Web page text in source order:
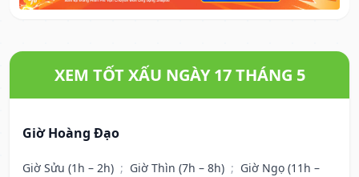
XEM TỐT XẤU NGÀY 17 THÁNG 5
Giờ Hoàng Đạo
Giờ Sửu (1h – 2h) ; Giờ Thìn (7h – 8h) ; Giờ Ngọ (11h –